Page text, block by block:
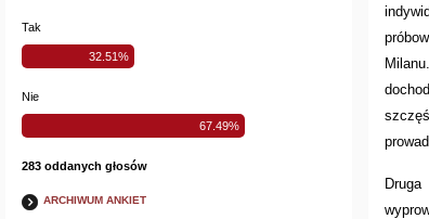
Tak
32.51%
Nie
67.49%
283 oddanych głosów
ARCHIWUM ANKIET